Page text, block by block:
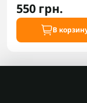
550 грн.
В